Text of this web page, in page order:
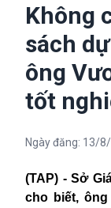
Không
sách
ông
tốt
Ngày đăng: 13/
(TAP) -Sở
cho biết,